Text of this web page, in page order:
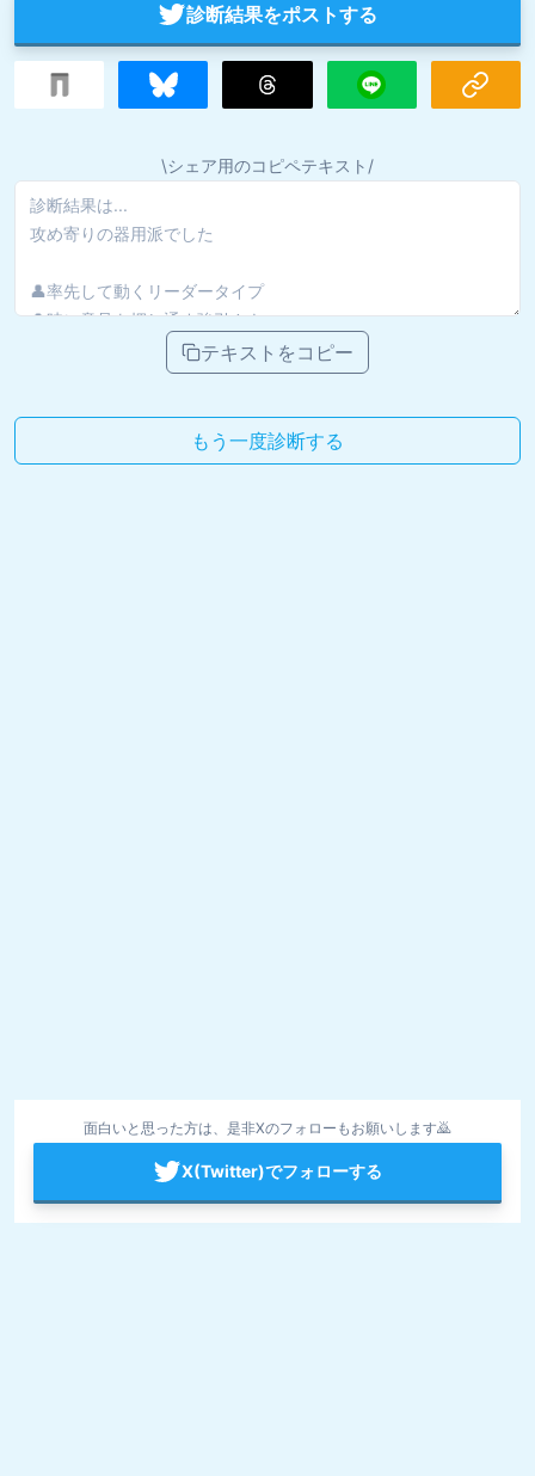
診断結果をポストする
\シェア用のコピペテキスト/
テキストをコピー
もう一度診断する
面白いと思った方は、是非Xのフォローもお願いします🙇
X(Twitter)でフォローする